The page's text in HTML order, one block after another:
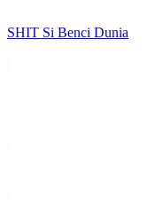
SHIT Si Benci Dunia